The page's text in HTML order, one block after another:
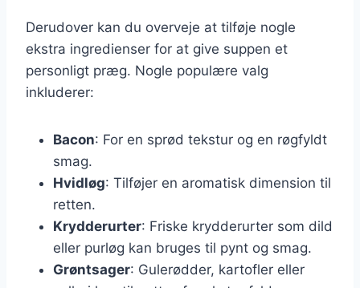
Derudover kan du overveje at tilføje nogle
ekstra ingredienser for at give suppen et
personligt præg. Nogle populære valg
inkluderer:
Bacon: For en sprød tekstur og en røgfyldt
smag.
Hvidløg: Tilføjer en aromatisk dimension til
retten.
Krydderurter: Friske krydderurter som dild
eller purløg kan bruges til pynt og smag.
Grøntsager: Gulerødder, kartofler eller